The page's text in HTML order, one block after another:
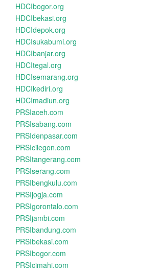
HDCIbogor.org
HDCIbekasi.org
HDCIdepok.org
HDCIsukabumi.org
HDCIbanjar.org
HDCItegal.org
HDCIsemarang.org
HDCIkediri.org
HDCImadiun.org
PRSIaceh.com
PRSIsabang.com
PRSIdenpasar.com
PRSIcilegon.com
PRSItangerang.com
PRSIserang.com
PRSIbengkulu.com
PRSIjogja.com
PRSIgorontalo.com
PRSIjambi.com
PRSIbandung.com
PRSIbekasi.com
PRSIbogor.com
PRSIcimahi.com